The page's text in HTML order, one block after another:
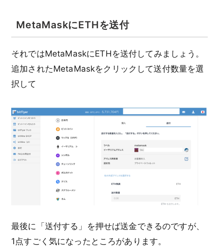
MetaMaskにETHを送付
それではMetaMaskにETHを送付してみましょう。
追加されたMetaMaskをクリックして送付数量を選
択して
最後に「送付する」を押せば送金できるのですが、
1点すごく気になったところがあります。